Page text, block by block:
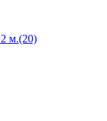
м.(20)